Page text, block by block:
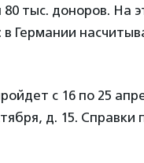
тыс. доноров. На
в Германии
с 16 по 25
д. 15. Справки